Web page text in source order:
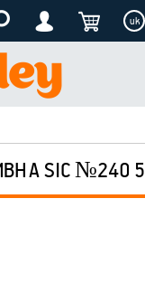
uk
SIC №240